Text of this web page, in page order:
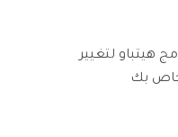
هيتباو لتغيير
بك